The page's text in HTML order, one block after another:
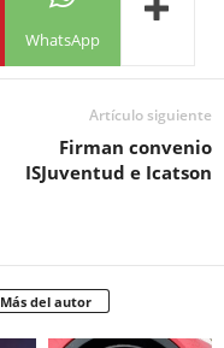
WhatsApp
Artículo siguiente
Firman convenio
ISJuventud e Icatson
Más del autor